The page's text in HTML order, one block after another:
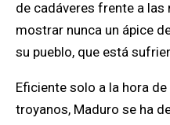
de cadáveres frente a las
mostrar nunca un ápice
su pueblo, que está
Eficiente solo a la hora de achacar la culpa a tirios y
troyanos, Maduro se ha